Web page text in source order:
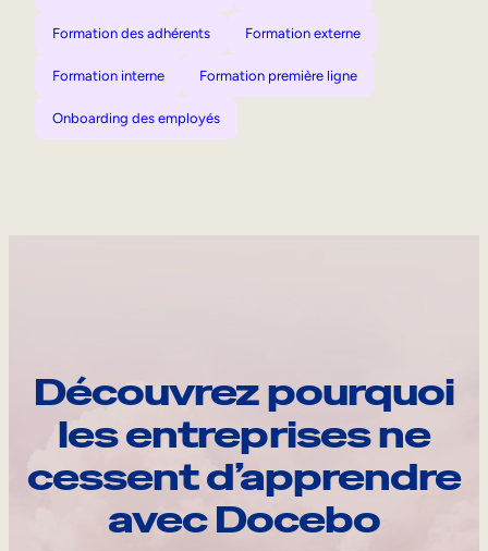
Formation des adhérents Formation externe
Formation interne Formation première ligne
Onboarding des employés
Découvrez pourquoi
les entreprises ne
cessent d’apprendre
avec Docebo